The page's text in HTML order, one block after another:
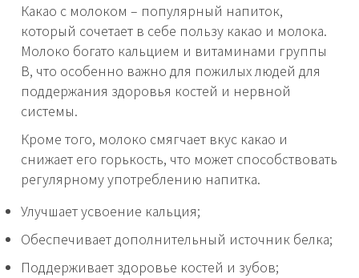
Какао с молоком – популярный напиток,
который сочетает в себе пользу какао и молока.
Молоко богато кальцием и витаминами группы
B, что особенно важно для пожилых людей для
поддержания здоровья костей и нервной
системы.
Кроме того, молоко смягчает вкус какао и
снижает его горькость, что может способствовать
регулярному употреблению напитка.
Улучшает усвоение кальция;
Обеспечивает дополнительный источник белка;
Поддерживает здоровье костей и зубов;